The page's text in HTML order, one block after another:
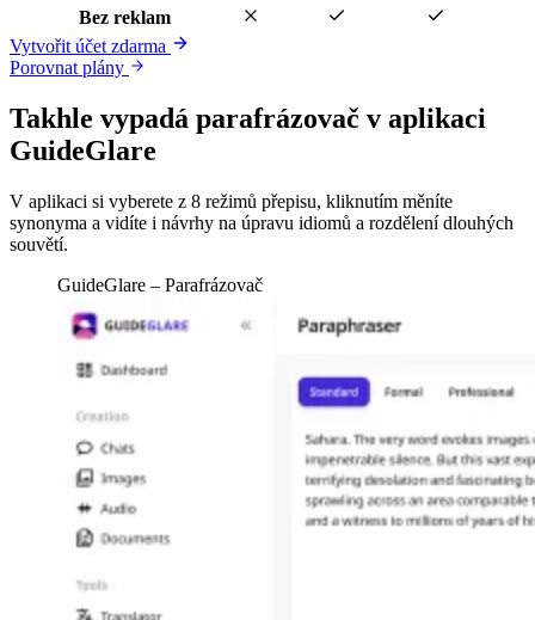
Bez reklam
Vytvořit účet zdarma
Porovnat plány
Takhle vypadá parafrázovač v aplikaci
GuideGlare
V aplikaci si vyberete z 8 režimů přepisu, kliknutím měníte
synonyma a vidíte i návrhy na úpravu idiomů a rozdělení dlouhých
souvětí.
GuideGlare – Parafrázovač